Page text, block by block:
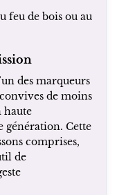
feu de bois ou au
des marqueurs
de moins
haute
génération. Cette
comprises,
de